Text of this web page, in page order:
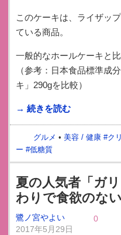
このケーキは、ライザッ
ている商品。
一般的なホールケーキと
（参考：日本食品標準成
キ」290gを比較）
→ 続きを読む
グルメ • 美容 / 健康 #ク
ー #低糖質
夏の人気者「ガ
わりで食欲のな
鷺ノ宮やよい
2017年5月29日
0